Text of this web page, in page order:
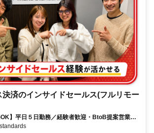
決済のインサイドセールス(フルリモー
OK】平日５日勤務／経験者歓迎・BtoB提案営業で